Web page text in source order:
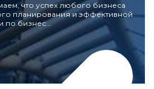
что успех любого бизнеса
планирования и эффективной
по бизнес...